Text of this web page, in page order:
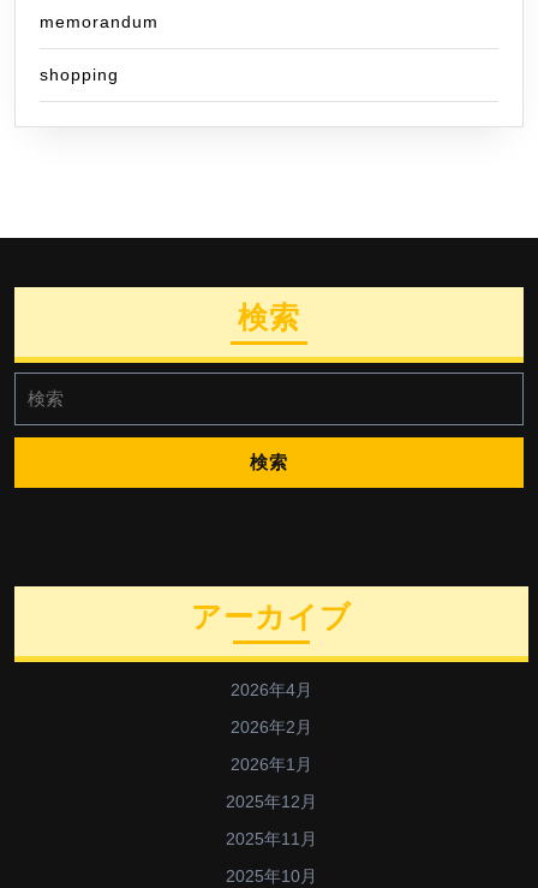
memorandum
shopping
検索
索:
アーカイブ
2026年4月
2026年2月
2026年1月
2025年12月
2025年11月
2025年10月